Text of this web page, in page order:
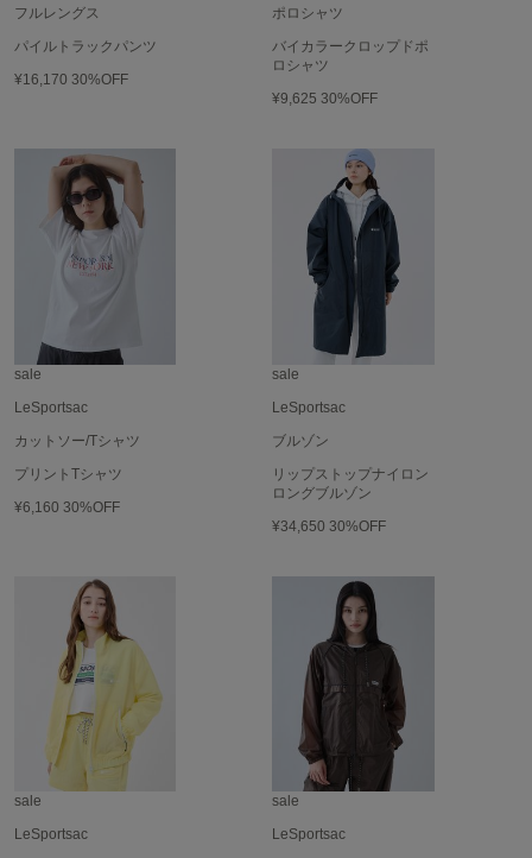
シャカ
Sneakers by emmi
スニーカーズ バイ エミ
スノーピーク
SNIDEL
スナイデル
SNIDEL HOME
スナイデル ホーム
SOFER
ソフェル
SOMEWHERE BUTTER.
SORIN
SUICOKE
スイコック
SUPERGA
swanë
スワネ
フルレングス
パイルトラックパンツ
¥16,170 30%OFF
ポロシャツ
バイカラークロップドポ
ロシャツ
¥9,62530%OFF
sale
LeSportsac
カットソー/Tシャツ
プリントTシャツ
¥6,160 30%OFF
sale
LeSportsac
ブルゾン
リップストップナイロン
ロングブルゾン
¥34,65030%OFF
sale
LeSportsac
sale
LeSportsac